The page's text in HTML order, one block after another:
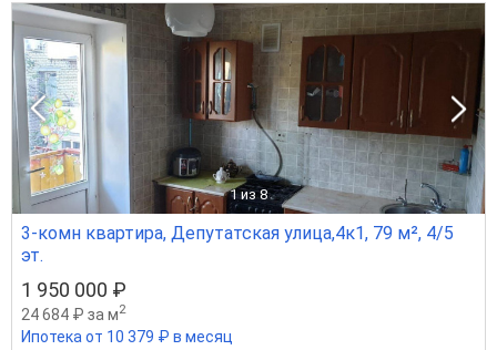
1 из 8
3-комн квартира, Депутатская улица,4к1, 79 м², 4/5
эт.
1 950 000 ₽
24 684 ₽ за м2
Ипотека от 10 379 ₽ в месяц